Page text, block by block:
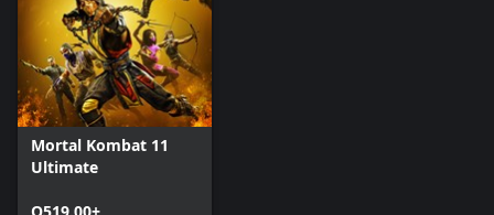
Mortal Kombat 11
Ultimate